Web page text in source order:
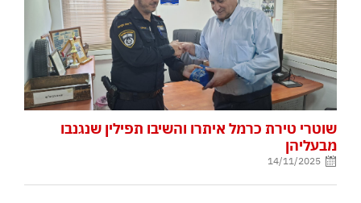
שוטרי טירת כרמל איתרו והשיבו תפילין שנגנבו
מבעליהן
14/11/2025